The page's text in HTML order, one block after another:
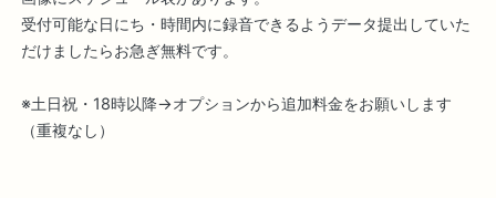
受付可能な日にち・時間内に録音できるようデータ提出していた
だけましたらお急ぎ無料です。
※土日祝・18時以降→オプションから追加料金をお願いします
（重複なし）